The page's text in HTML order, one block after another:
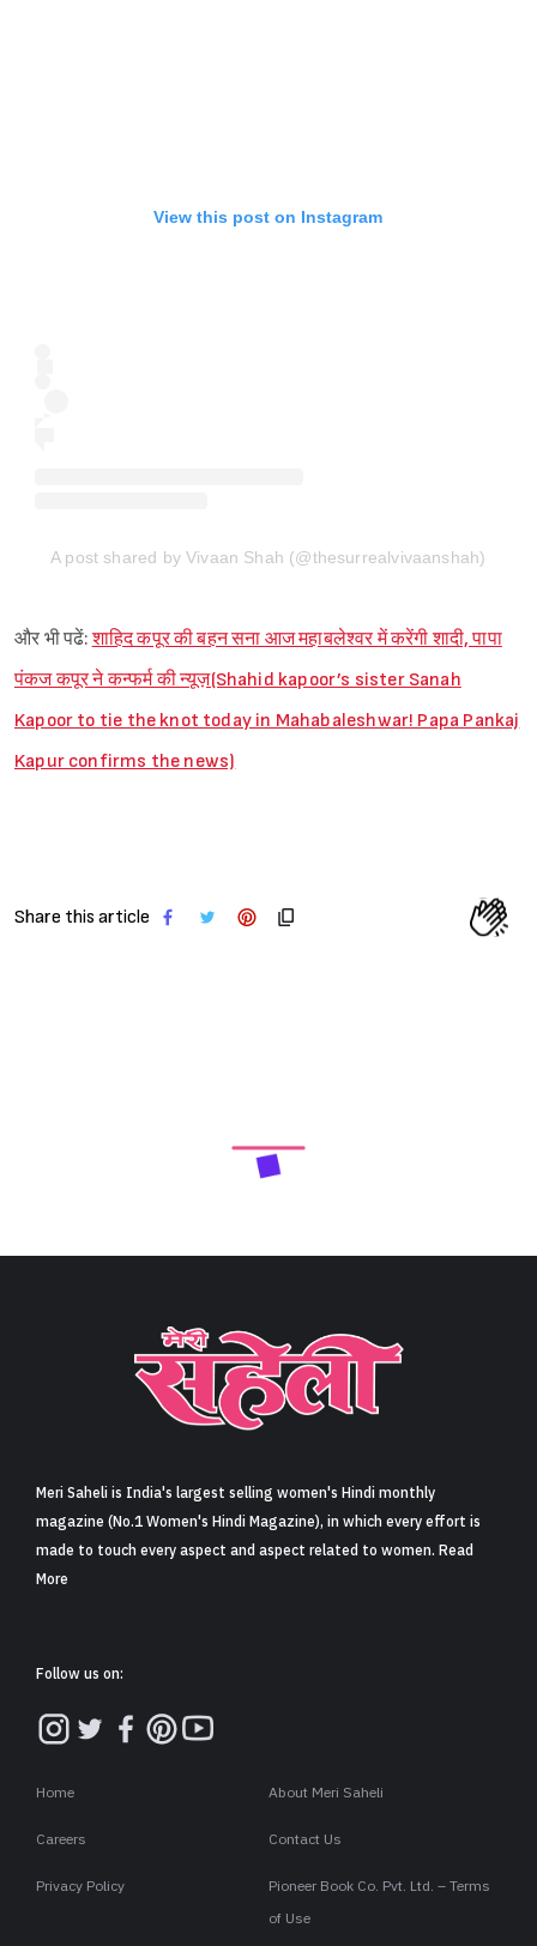
View this post on Instagram
A post shared by Vivaan Shah (@thesurrealvivaanshah)
और भी पढें:शाहिद कपूर की बहन सना आज महाबलेश्वर में करेंगी शादी, पापा
पंकज कपूर ने कन्फर्म की न्यूज़(Shahid kapoor’s sister Sanah
Kapoor to tie the knot today in Mahabaleshwar! Papa Pankaj
Kapur confirms the news)
Share this article
Meri Saheli is India's largest selling women's Hindi monthly
magazine (No.1 Women's Hindi Magazine), in which every effort is
made to touch every aspect and aspect related to women. Read
More
Follow us on:
Home About Meri Saheli
Careers Contact Us
Privacy Policy
Pioneer Book Co. Pvt. Ltd. – Terms
of Use